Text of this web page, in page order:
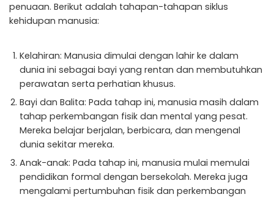
penuaan. Berikut adalah tahapan-tahapan siklus
kehidupan manusia:
Kelahiran: Manusia dimulai dengan lahir ke dalam
dunia ini sebagai bayi yang rentan dan membutuhkan
perawatan serta perhatian khusus.
Bayi dan Balita: Pada tahap ini, manusia masih dalam
tahap perkembangan fisik dan mental yang pesat.
Mereka belajar berjalan, berbicara, dan mengenal
dunia sekitar mereka.
Anak-anak: Pada tahap ini, manusia mulai memulai
pendidikan formal dengan bersekolah. Mereka juga
mengalami pertumbuhan fisik dan perkembangan